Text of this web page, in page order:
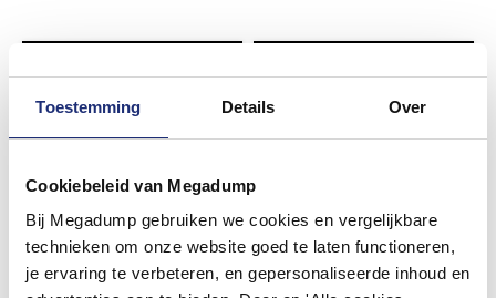
Toestemming Details Over
Cookiebeleid van Megadump
Bij Megadump gebruiken we cookies en vergelijkbare
technieken om onze website goed te laten functioneren,
je ervaring te verbeteren, en gepersonaliseerde inhoud en